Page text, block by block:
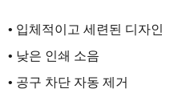
• 입체적이고 세련된 디자인
• 낮은 인쇄 소음
• 공구 차단 자동 제거